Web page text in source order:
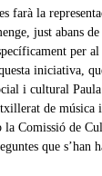
farà la
just abans
per
iniciativa,
i cultural
de música i
Comissió de
que s’han